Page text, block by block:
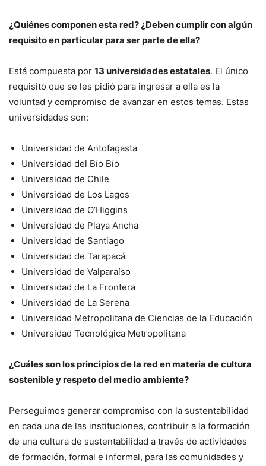
¿Quiénes componen esta red? ¿Deben cumplir con algún
requisito en particular para ser parte de ella?
Está compuesta por 13 universidades estatales. El único
requisito que se les pidió para ingresar a ella es la
voluntad y compromiso de avanzar en estos temas. Estas
universidades son:
Universidad de Antofagasta
Universidad del Bío Bío
Universidad de Chile
Universidad de Los Lagos
Universidad de O’Higgins
Universidad de Playa Ancha
Universidad de Santiago
Universidad de Tarapacá
Universidad de Valparaíso
Universidad de La Frontera
Universidad de La Serena
Universidad Metropolitana de Ciencias de la Educación
Universidad Tecnológica Metropolitana
¿Cuáles son los principios de la red en materia de cultura
sostenible y respeto del medio ambiente?
Perseguimos generar compromiso con la sustentabilidad
en cada una de las instituciones, contribuir a la formación
de una cultura de sustentabilidad a través de actividades
de formación, formal e informal, para las comunidades y